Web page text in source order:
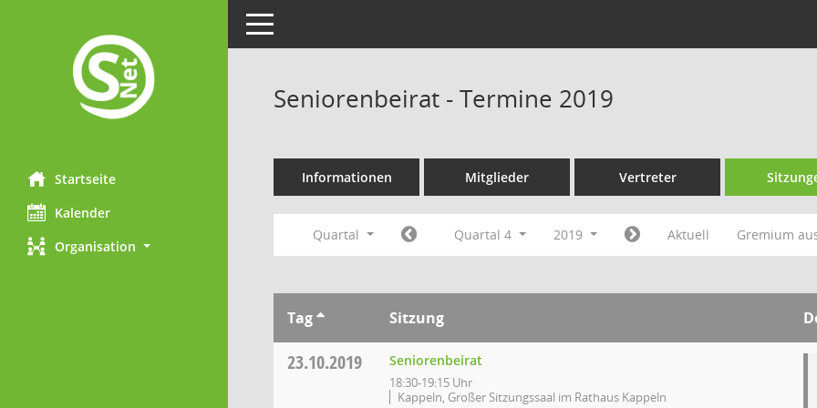
Startseite
Kalender
Organisation
Toggle navigation
Seniorenbeirat - Termine 2019
Informationen Mitglieder Vertreter
Quartal Quartal 4 2019 Aktuell Gremium
Tag Sitzung
23.10.2019 Seniorenbeirat
18:30-19:15 Uhr
Kappeln, Großer Sitzungssaal im Rathaus Kappeln